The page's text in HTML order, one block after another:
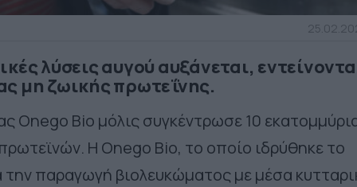
λύσεις αυγού αυξάνεται,
μη ζωικής πρωτεΐνης.
Onego Bio μόλις συγκέντρωσε 10
Η Onego Bio, το οποίο ιδρύθηκε το
την παραγωγή βιολευκώματος με μέσα